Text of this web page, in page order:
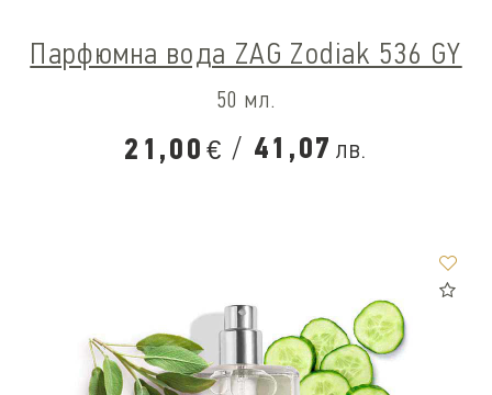
Парфюмна вода ZAG Zodiak 536 GY
50 мл.
21,00 € / 41,07 лв.